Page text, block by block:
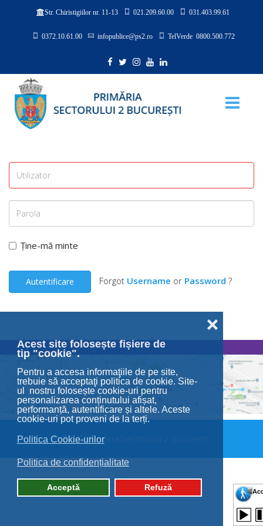
Acest site folosește fișiere de
tip "cookie".
Pentru a accesa informaţiile de pe site,
trebuie să acceptaţi politica de cookie. Site-
ul nostru folosește cookie-uri pentru
personalizarea conținutului afișat,
performanță, autentificare și altele. Aceste
cookie-uri pot proveni de la terți.
Politica Cookie-urilor
Politica de confidențialitate
Acceptă Refuză
❌
Str. Chiristigiilor nr. 11-13 021.209.60.00 031.403.99.61
0372.10.61.00 infopublice@ps2.ro TelVerde 0800.500.772
Ține-mă minte
Autentificare Forgot Username or Password ?
© 2026 Primăria Sectorului 2 București.